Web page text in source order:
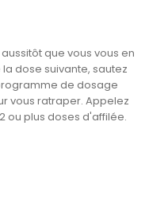
que vous vous en
dose suivante, sautez
de dosage
vous ratraper. Appelez
ou plus doses d'affilée.